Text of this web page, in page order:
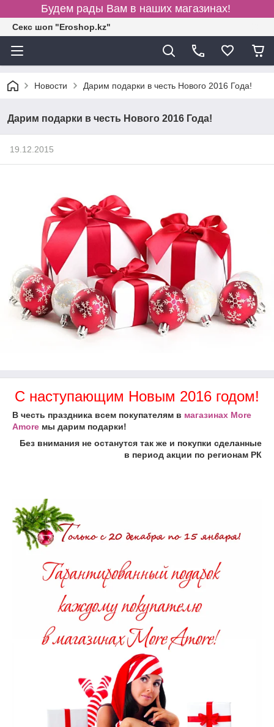
Будем рады Вам в наших магазинах!
Секс шоп "Eroshop.kz"
Новости Дарим подарки в честь Нового 2016 Года!
Дарим подарки в честь Нового 2016 Года!
19.12.2015
С наступающим Новым 2016 годом!
В честь праздника всем покупателям в магазинах More
Amore мы дарим подарки!
Без внимания не останутся так же и покупки сделанные
в период акции по регионам РК